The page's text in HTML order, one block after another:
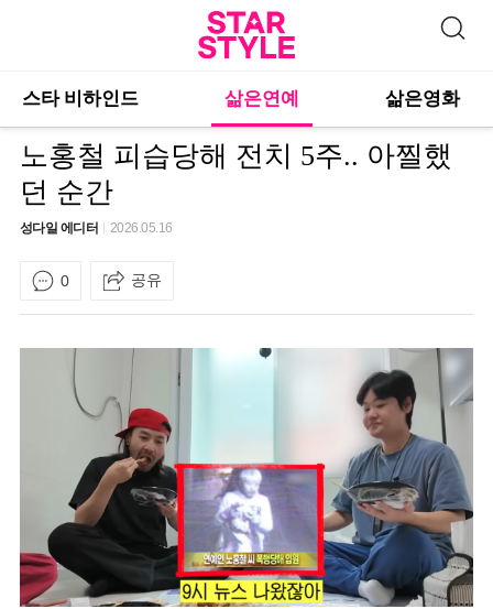
스타 비하인드 삶은연예 삶은영화
노홍철 피습당해 전치 5주.. 아찔했
던 순간
성다일 에디터 2026.05.16
0 공유